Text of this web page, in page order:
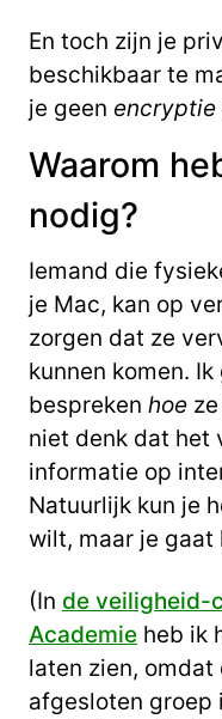
En toch zijn je
beschikbaar te
je geen encryptie
Waarom
nodig?
Iemand die
je Mac, kan op
zorgen dat ze
kunnen komen.
bespreken hoe
niet denk dat het
informatie op
Natuurlijk kun je
wilt, maar je gaat
(In de veiligheid-
Academie heb ik
laten zien,
afgesloten groep